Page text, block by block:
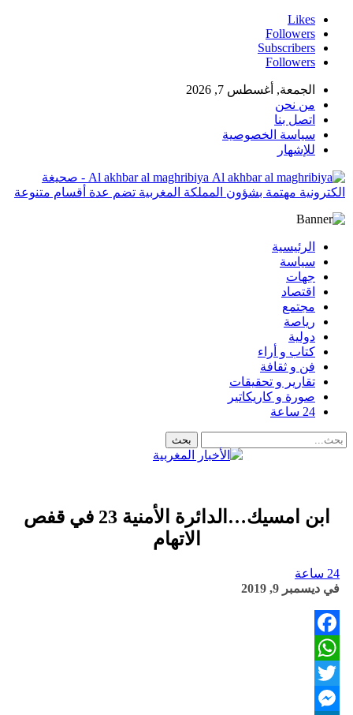
Likes
Followers
Subscribers
Followers
الجمعة, أغسطس 7, 2026
من نحن
اتصل بنا
سياسة الخصوصية
للإشهار
Al akhbar al maghribiya - صحيغة
الكترونية مهتمة بشؤون المملكة المغربية تضم عدة أقسام متنوعة
الرئيسية
سياسة
جهات
اقتصاد
مجتمع
رياصة
دولية
كتاب و أراء
فن و ثقافة
تقارير و تحقيقات
صورة و كاريكاتير
24 ساعة
ابن امسيك…الدائرة الأمنية 23 في قفص
الاتهام
24 ساعة
في ديسمبر 9, 2019
Facebook
WhatsApp
Twitter